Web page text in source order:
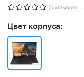
(0 отзывов)
Цвет корпуса: